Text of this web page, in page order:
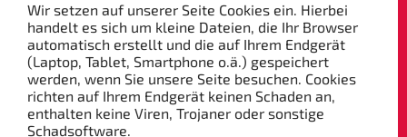
Wir setzen auf unserer Seite Cookies ein. Hierbei
handelt es sich um kleine Dateien, die Ihr Browser
automatisch erstellt und die auf Ihrem Endgerät
(Laptop, Tablet, Smartphone o.ä.) gespeichert
werden, wenn Sie unsere Seite besuchen. Cookies
richten auf Ihrem Endgerät keinen Schaden an,
enthalten keine Viren, Trojaner oder sonstige
Schadsoftware.